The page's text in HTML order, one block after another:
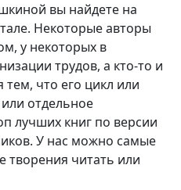
вы найдете на
Некоторые авторы
у некоторых в
трудов, а кто-то и
тем, что его цикл или
отдельное
лучших книг по версии
У нас можно самые
творения читать или